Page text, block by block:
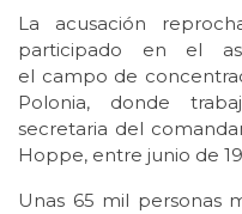
La acusación
participado en el
el campo de
Polonia, donde
secretaria del
Hoppe, entre junio de
Unas 65 mil personas